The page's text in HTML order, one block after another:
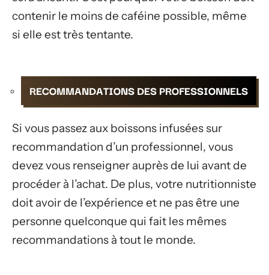
contenir le moins de caféine possible, même
si elle est très tentante.
RECOMMANDATIONS DES PROFESSIONNELS
Si vous passez aux boissons infusées sur
recommandation d’un professionnel, vous
devez vous renseigner auprès de lui avant de
procéder à l’achat. De plus, votre nutritionniste
doit avoir de l’expérience et ne pas être une
personne quelconque qui fait les mêmes
recommandations à tout le monde.